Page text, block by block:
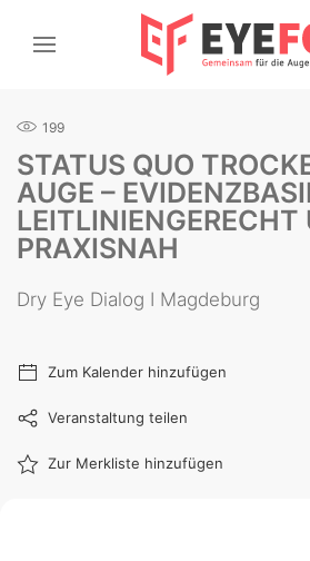
199
STATUS QUO
AUGE –
LEITLINIENGERECHT
PRAXISNAH
Dry Eye Dialog I Magdeburg
Zum Kalender hinzufügen
Veranstaltung teilen
Zur Merkliste hinzufügen